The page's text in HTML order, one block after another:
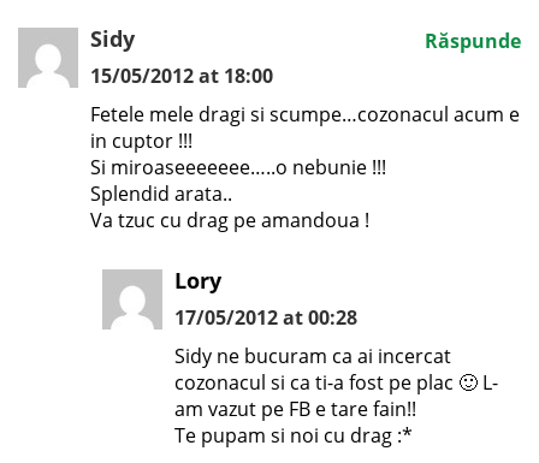
Sidy
15/05/2012 at 18:00
Fetele mele dragi si scumpe…cozonacul acum e
in cuptor !!!
Si miroaseeeeeee…..o nebunie !!!
Splendid arata..
Va tzuc cu drag pe amandoua !
Răspunde
Lory
17/05/2012 at 00:28
Sidy ne bucuram ca ai incercat
cozonacul si ca ti-a fost pe plac 🙂 L-
am vazut pe FB e tare fain!!
Te pupam si noi cu drag :*